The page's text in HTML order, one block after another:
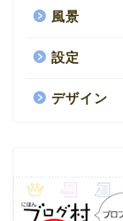
風景
設定
デザイン